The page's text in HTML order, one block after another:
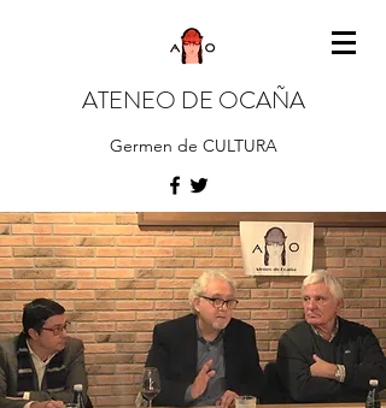
ATENEO DE OCAÑA
Germen de CULTURA